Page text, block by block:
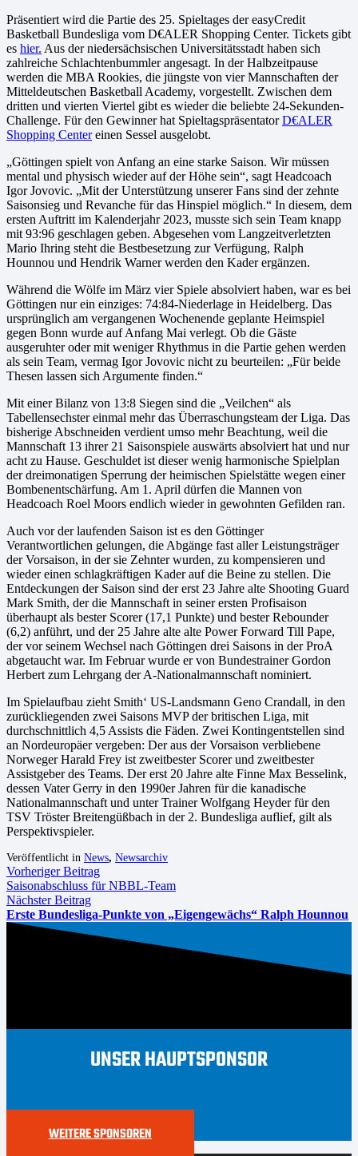
Präsentiert wird die Partie des 25. Spieltages der easyCredit
Basketball Bundesliga vom D€ALER Shopping Center. Tickets gibt
es hier. Aus der niedersächsischen Universitätsstadt haben sich
zahlreiche Schlachtenbummler angesagt. In der Halbzeitpause
werden die MBA Rookies, die jüngste von vier Mannschaften der
Mitteldeutschen Basketball Academy, vorgestellt. Zwischen dem
dritten und vierten Viertel gibt es wieder die beliebte 24-Sekunden-
Challenge. Für den Gewinner hat SpieltagspräsentatorD€ALER
Shopping Centereinen Sessel ausgelobt.
„Göttingen spielt von Anfang an eine starke Saison. Wir müssen
mental und physisch wieder auf der Höhe sein“, sagt Headcoach
Igor Jovovic. „Mit der Unterstützung unserer Fans sind der zehnte
Saisonsieg und Revanche für das Hinspiel möglich.“ In diesem, dem
ersten Auftritt im Kalenderjahr 2023, musste sich sein Team knapp
mit 93:96 geschlagen geben. Abgesehen vom Langzeitverletzten
Mario Ihring steht die Bestbesetzung zur Verfügung, Ralph
Hounnou und Hendrik Warner werden den Kader ergänzen.
Während die Wölfe im März vier Spiele absolviert haben, war es bei
Göttingen nur ein einziges: 74:84-Niederlage in Heidelberg. Das
ursprünglich am vergangenen Wochenende geplante Heimspiel
gegen Bonn wurde auf Anfang Mai verlegt. Ob die Gäste
ausgeruhter oder mit weniger Rhythmus in die Partie gehen werden
als sein Team, vermag Igor Jovovic nicht zu beurteilen: „Für beide
Thesen lassen sich Argumente finden.“
Mit einer Bilanz von 13:8 Siegen sind die „Veilchen“ als
Tabellensechster einmal mehr das Überraschungsteam der Liga. Das
bisherige Abschneiden verdient umso mehr Beachtung, weil die
Mannschaft 13 ihrer 21 Saisonspiele auswärts absolviert hat und nur
acht zu Hause. Geschuldet ist dieser wenig harmonische Spielplan
der dreimonatigen Sperrung der heimischen Spielstätte wegen einer
Bombenentschärfung. Am 1. April dürfen die Mannen von
Headcoach Roel Moors endlich wieder in gewohnten Gefilden ran.
Auch vor der laufenden Saison ist es den Göttinger
Verantwortlichen gelungen, die Abgänge fast aller Leistungsträger
der Vorsaison, in der sie Zehnter wurden, zu kompensieren und
wieder einen schlagkräftigen Kader auf die Beine zu stellen. Die
Entdeckungen der Saison sind der erst 23 Jahre alte Shooting Guard
Mark Smith, der die Mannschaft in seiner ersten Profisaison
überhaupt als bester Scorer (17,1 Punkte) und bester Rebounder
(6,2) anführt, und der 25 Jahre alte alte Power Forward Till Pape,
der vor seinem Wechsel nach Göttingen drei Saisons in der ProA
abgetaucht war. Im Februar wurde er von Bundestrainer Gordon
Herbert zum Lehrgang der A-Nationalmannschaft nominiert.
Im Spielaufbau zieht Smith‘ US-Landsmann Geno Crandall, in den
zurückliegenden zwei Saisons MVP der britischen Liga, mit
durchschnittlich 4,5 Assists die Fäden. Zwei Kontingentstellen sind
an Nordeuropäer vergeben: Der aus der Vorsaison verbliebene
Norweger Harald Frey ist zweitbester Scorer und zweitbester
Assistgeber des Teams. Der erst 20 Jahre alte Finne Max Besselink,
dessen Vater Gerry in den 1990er Jahren für die kanadische
Nationalmannschaft und unter Trainer Wolfgang Heyder für den
TSV Tröster Breitengüßbach in der 2. Bundesliga auflief, gilt als
Perspektivspieler.
Veröffentlicht in News, Newsarchiv
Vorheriger Beitrag
Saisonabschluss für NBBL-Team
Nächster Beitrag
Erste Bundesliga-Punkte von „Eigengewächs“ Ralph Hounnou
UNSER HAUPTSPONSOR
WEITERE SPONSOREN